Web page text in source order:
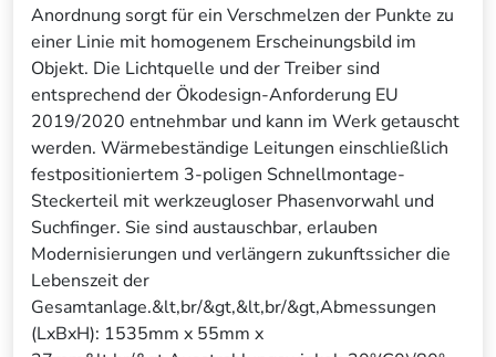
Anordnung sorgt für ein Verschmelzen der Punkte zu
einer Linie mit homogenem Erscheinungsbild im
Objekt. Die Lichtquelle und der Treiber sind
entsprechend der Ökodesign-Anforderung EU
2019/2020 entnehmbar und kann im Werk getauscht
werden. Wärmebeständige Leitungen einschließlich
festpositioniertem 3-poligen Schnellmontage-
Steckerteil mit werkzeugloser Phasenvorwahl und
Suchfinger. Sie sind austauschbar, erlauben
Modernisierungen und verlängern zukunftssicher die
Lebenszeit der
Gesamtanlage.&lt,br/&gt,&lt,br/&gt,Abmessungen
(LxBxH): 1535mm x 55mm x